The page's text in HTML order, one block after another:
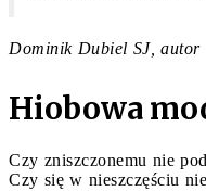
Dominik Dubiel SJ, autor
Hiobowa
Czy zniszczonemu nie
Czy się w nieszczęściu